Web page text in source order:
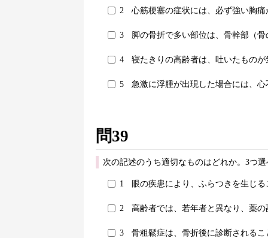
2 心筋梗塞の症状には、必ず強い胸
3 脚の骨折で多い部位は、骨幹部（
4 寝たきりの高齢者は、吐いたもの
5 急激に浮腫が出現した場合には、
問39
次の記述のうち適切なものはどれか。3つ選
1 眼の疾患により、ふらつきを生じ
2 高齢者では、若年者と異なり、薬
3 骨粗鬆症は、骨折後に診断されるこ